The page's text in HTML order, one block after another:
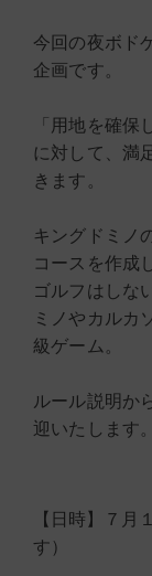
今回の夜ボド
企画です。
「用地を確
に対して、満
きます。
キングドミノ
コースを作成
ゴルフはしな
ミノやカルカ
級ゲーム。
ルール説明か
迎いたします
【日時】７月
す）